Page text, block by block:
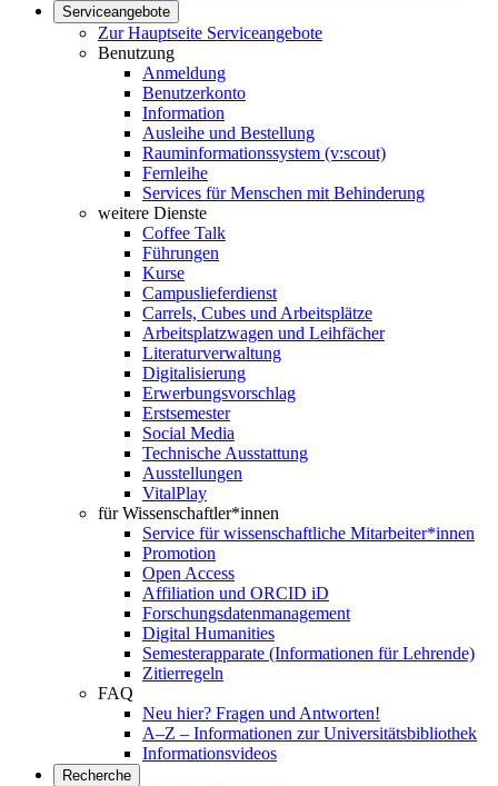
Serviceangebote
Zur Hauptseite Serviceangebote
Benutzung
Anmeldung
Benutzerkonto
Information
Ausleihe und Bestellung
Rauminformationssystem (v:scout)
Fernleihe
Services für Menschen mit Behinderung
weitere Dienste
Coffee Talk
Führungen
Kurse
Campuslieferdienst
Carrels, Cubes und Arbeitsplätze
Arbeitsplatzwagen und Leihfächer
Literaturverwaltung
Digitalisierung
Erwerbungsvorschlag
Erstsemester
Social Media
Technische Ausstattung
Ausstellungen
VitalPlay
für Wissenschaftler*innen
Service für wissenschaftliche Mitarbeiter*innen
Promotion
Open Access
Affiliation und ORCID iD
Forschungsdatenmanagement
Digital Humanities
Semesterapparate (Informationen für Lehrende)
Zitierregeln
FAQ
Neu hier? Fragen und Antworten!
A–Z – Informationen zur Universitätsbibliothek
Informationsvideos
Recherche